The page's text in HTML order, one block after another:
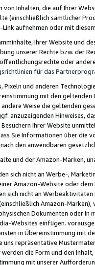
von Inhalten, die auf Ihrer
(einschließlich sämtlicher
aufnehmen oder mit
Ihrer Website und
unserer Rechte bzw. der
oder
für das
Pixeln und anderen
mit den
Weise die geltenden
anzuzeigenden Hinweises,
Ihrer Website
Sie Informationen über die
den anwendbaren
und der Amazon-Marken,
sich nicht an Werbe-,
Amazon-Website oder
sich nicht an
Amazon-
Dokumenten oder in
Websites einfügen.
in Übereinstimmung mit
uns repräsentative
die Form und den
mit unserer